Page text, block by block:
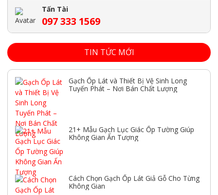
Tấn Tài
097 333 1569
TIN TỨC MỚI
Gạch Ốp Lát và Thiết Bị Vệ Sinh Long
Tuyến Phát – Nơi Bán Chất Lượng
21+ Mẫu Gạch Lục Giác Ốp Tường Giúp
Không Gian Ấn Tượng
Cách Chọn Gạch Ốp Lát Giả Gỗ Cho Từng
Không Gian